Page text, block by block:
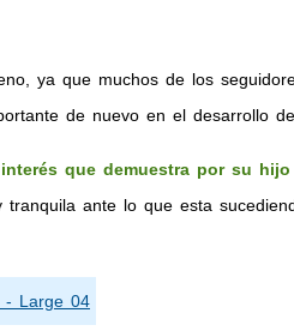
ya que muchos de los
de nuevo en el desarrollo
que demuestra por su hijo
ante lo que esta